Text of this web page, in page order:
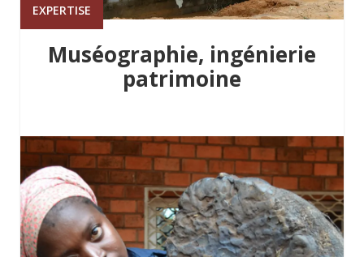
EXPERTISE
Muséographie, ingénierie
patrimoine